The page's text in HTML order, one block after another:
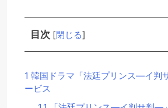
目次 [閉じる]
1 韓国ドラマ「法廷プリンス―イ判
ービス